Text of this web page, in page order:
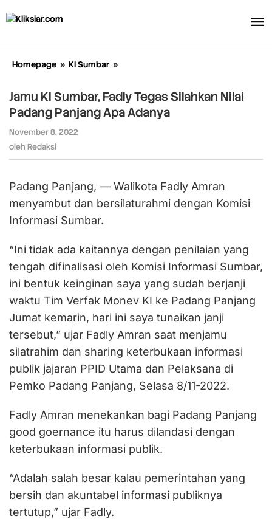
ke
Homepage » KI Sumbar »
Sumbar,
Fadly
Tegas
Apa
Adanya
Jamu KI Sumbar, Fadly Tegas Silahkan Nilai
Padang Panjang Apa Adanya
November 8, 2022
oleh Redaksi
Padang Panjang, — Walikota Fadly Amran
menyambut dan bersilaturahmi dengan Komisi
Informasi Sumbar.
“Ini tidak ada kaitannya dengan penilaian yang
tengah difinalisasi oleh Komisi Informasi Sumbar,
ini bentuk keinginan saya yang sudah berjanji
waktu Tim Verfak Monev KI ke Padang Panjang
Jumat kemarin, hari ini saya tunaikan janji
tersebut,” ujar Fadly Amran saat menjamu
silatrahim dan sharing keterbukaan informasi
publik jajaran PPID Utama dan Pelaksana di
Pemko Padang Panjang, Selasa 8/11-2022.
Fadly Amran menekankan bagi Padang Panjang
good goernance itu harus dilandasi dengan
keterbukaan informasi publik.
“Adalah salah besar kalau pemerintahan yang
bersih dan akuntabel informasi publiknya
tertutup,” ujar Fadly.